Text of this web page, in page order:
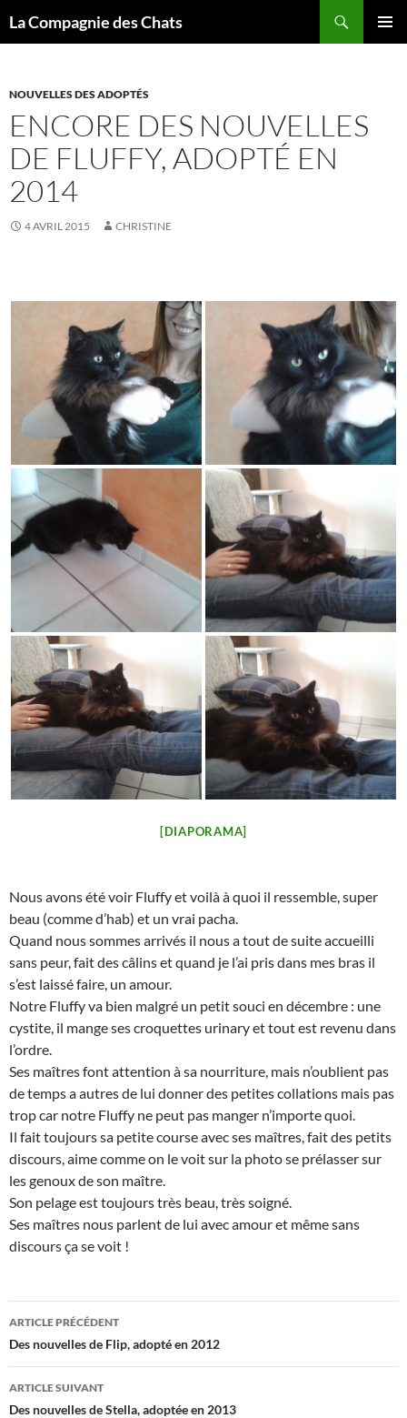
La Compagnie des Chats
NOUVELLES DES ADOPTÉS
ENCORE DES NOUVELLES
DE FLUFFY, ADOPTÉ EN
2014
4 AVRIL 2015 CHRISTINE
[DIAPORAMA]
Nous avons été voir Fluffy et voilà à quoi il ressemble, super
beau (comme d’hab) et un vrai pacha.
Quand nous sommes arrivés il nous a tout de suite accueilli
sans peur, fait des câlins et quand je l’ai pris dans mes bras il
s’est laissé faire, un amour.
Notre Fluffy va bien malgré un petit souci en décembre : une
cystite, il mange ses croquettes urinary et tout est revenu dans
l’ordre.
Ses maîtres font attention à sa nourriture, mais n’oublient pas
de temps a autres de lui donner des petites collations mais pas
trop car notre Fluffy ne peut pas manger n’importe quoi.
Il fait toujours sa petite course avec ses maîtres, fait des petits
discours, aime comme on le voit sur la photo se prélasser sur
les genoux de son maître.
Son pelage est toujours très beau, très soigné.
Ses maîtres nous parlent de lui avec amour et même sans
discours ça se voit !
Navigation
des
articles
ARTICLE PRÉCÉDENT
Des nouvelles de Flip, adopté en 2012
ARTICLE SUIVANT
Des nouvelles de Stella, adoptée en 2013